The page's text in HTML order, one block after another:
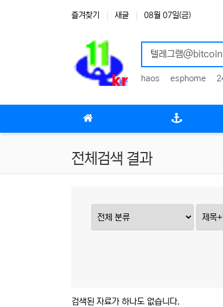
즐겨찾기 새글 08월 07일(금)
haos esphome
전체검색 결과
검색된 자료가 하나도 없습니다.